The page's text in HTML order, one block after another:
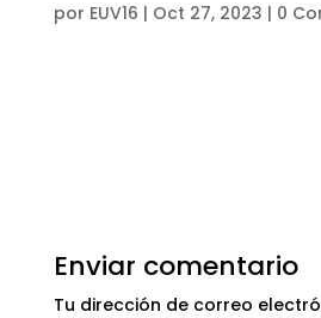
por EUV16 | Oct 27, 2023 | 0
Enviar comentario
Tu dirección de correo